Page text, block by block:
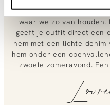
Occasion
Dotted Face, organic cotton
Do you have any questions
placing an order? Our
Contact us at
0851 303631 (Mon–Fri:
Dit petrolkleurige tee
waar we zo van
geeft je outfit direct een
hem met een lichte
hem onder een
zwoele zomeravond.